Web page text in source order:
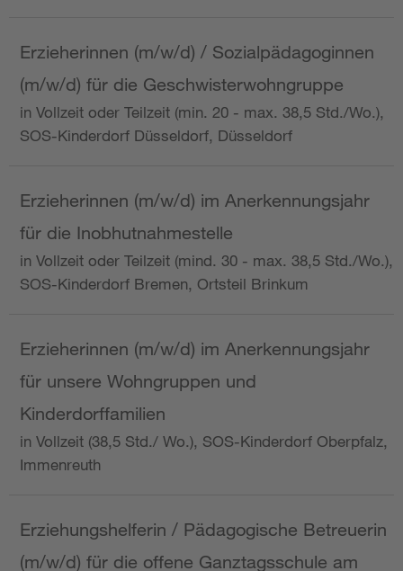
Erzieherinnen (m/w/d) / Sozialpädagoginnen
(m/w/d) für die Geschwisterwohngruppe
in Vollzeit oder Teilzeit (min. 20 - max. 38,5 Std./Wo.),
SOS-Kinderdorf Düsseldorf, Düsseldorf
Erzieherinnen (m/w/d) im Anerkennungsjahr
für die Inobhutnahmestelle
in Vollzeit oder Teilzeit (mind. 30 - max. 38,5 Std./Wo.),
SOS-Kinderdorf Bremen, Ortsteil Brinkum
Erzieherinnen (m/w/d) im Anerkennungsjahr
für unsere Wohngruppen und
Kinderdorffamilien
in Vollzeit (38,5 Std./ Wo.), SOS-Kinderdorf Oberpfalz,
Immenreuth
Erziehungshelferin / Pädagogische Betreuerin
(m/w/d) für die offene Ganztagsschule am